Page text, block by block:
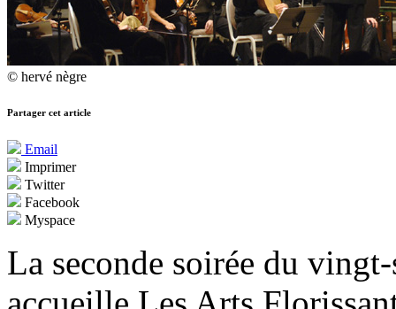
© hervé nègre
Partager cet article
Email
Imprimer
Twitter
Facebook
Myspace
La seconde soirée du